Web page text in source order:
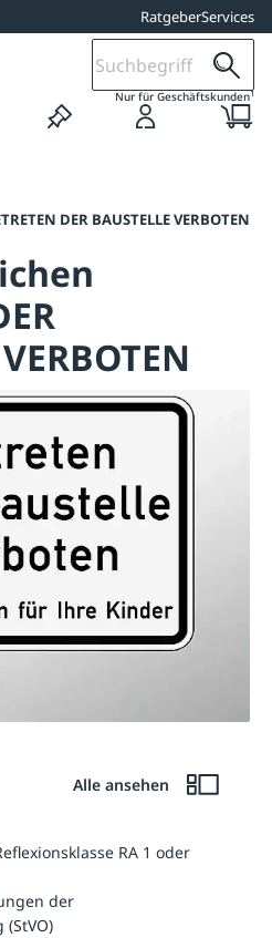
RatgeberServices
Nur für Geschäftskunden1
DER BAUSTELLE VERBOTEN
Alle ansehen
RA 1 oder
der